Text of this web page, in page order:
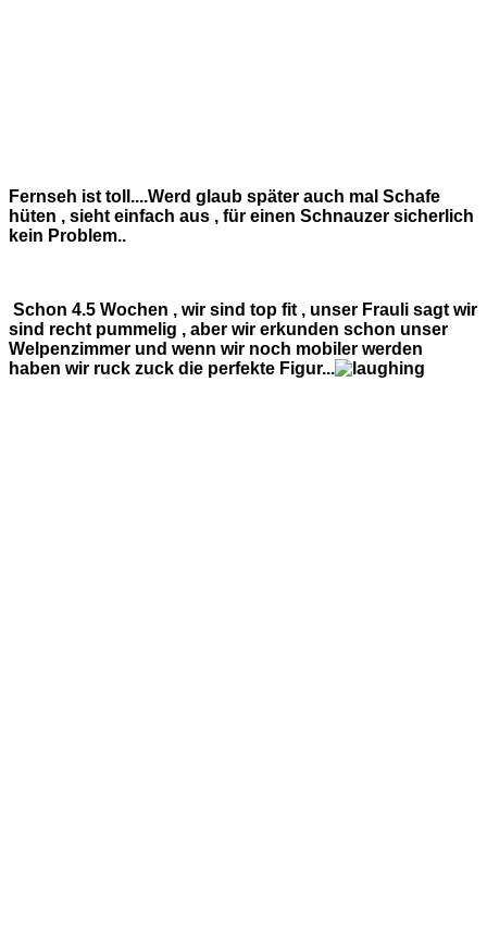
Fernseh ist toll....Werd glaub später auch mal Schafe
hüten , sieht einfach aus , für einen Schnauzer sicherlich
kein Problem..
Schon 4.5 Wochen , wir sind top fit , unser Frauli sagt wir
sind recht pummelig , aber wir erkunden schon unser
Welpenzimmer und wenn wir noch mobiler werden
haben wir ruck zuck die perfekte Figur...